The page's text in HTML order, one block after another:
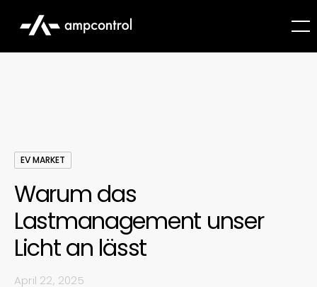
EV MARKET
Warum das
Lastmanagement unser
Licht an lässt
April 22, 2025